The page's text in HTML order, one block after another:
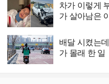
차가 이렇게
가 살아남은
배달 시켰는
가 몰래 한 일